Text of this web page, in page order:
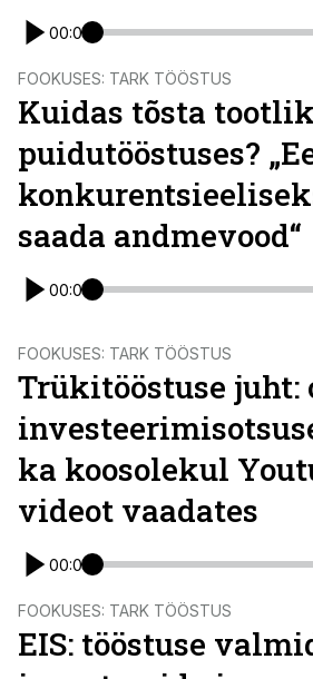
00:00
FOOKUSES: TARK TÖÖSTUS
Kuidas tõsta
puidutööstuses?
saada andmevood“
00:00
FOOKUSES: TARK TÖÖSTUS
Trükitööstuse juht:
ka koosolekul
videot vaadates
00:00
FOOKUSES: TARK TÖÖSTUS
EIS: tööstuse